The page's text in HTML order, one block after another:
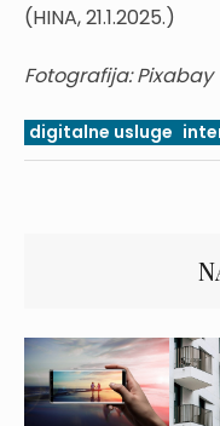
(HINA, 21.1.2025.)
Fotografija: Pixabay
digitalne usluge